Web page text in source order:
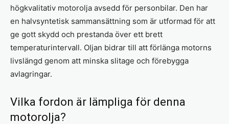
högkvalitativ motorolja avsedd för personbilar. Den har
en halvsyntetisk sammansättning som är utformad för att
ge gott skydd och prestanda över ett brett
temperaturintervall. Oljan bidrar till att förlänga motorns
livslängd genom att minska slitage och förebygga
avlagringar.
Vilka fordon är lämpliga för denna
motorolja?